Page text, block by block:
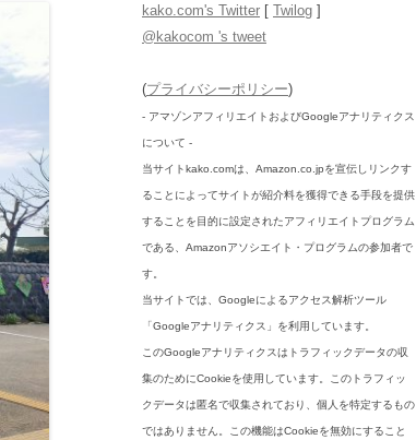
kako.com's Twitter [ Twilog ]
@kakocom 's tweet
(プライバシーポリシー)
- アマゾンアフィリエイトおよびGoogleアナリティクス
について -
当サイトkako.comは、Amazon.co.jpを宣伝しリンクす
ることによってサイトが紹介料を獲得できる手段を提供
することを目的に設定されたアフィリエイトプログラム
である、Amazonアソシエイト・プログラムの参加者で
す。
当サイトでは、Googleによるアクセス解析ツール
「Googleアナリティクス」を利用しています。
このGoogleアナリティクスはトラフィックデータの収
集のためにCookieを使用しています。このトラフィッ
クデータは匿名で収集されており、個人を特定するもの
ではありません。この機能はCookieを無効にすること